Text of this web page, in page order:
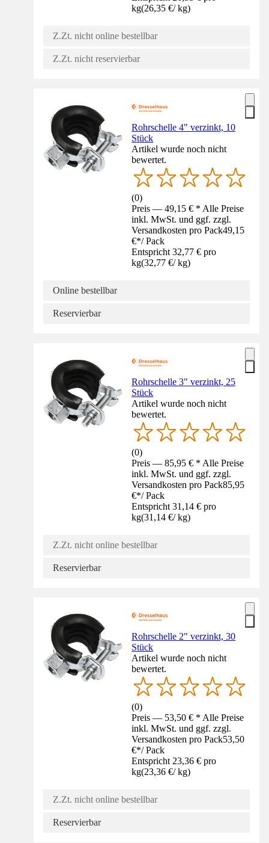
kg(26,35 €/ kg)
Z.Zt. nicht online bestellbar
Z.Zt. nicht reservierbar
Rohrschelle 4" verzinkt, 10
Stück
Artikel wurde noch nicht
bewertet.
(0)
Preis — 49,15 € * Alle Preise
inkl. MwSt. und ggf. zzgl.
Versandkosten pro Pack49,15
€*/ Pack
Entspricht 32,77 € pro
kg(32,77 €/ kg)
Online bestellbar
Reservierbar
Rohrschelle 3" verzinkt, 25
Stück
Artikel wurde noch nicht
bewertet.
(0)
Preis — 85,95 € * Alle Preise
inkl. MwSt. und ggf. zzgl.
Versandkosten pro Pack85,95
€*/ Pack
Entspricht 31,14 € pro
kg(31,14 €/ kg)
Z.Zt. nicht online bestellbar
Reservierbar
Rohrschelle 2" verzinkt, 30
Stück
Artikel wurde noch nicht
bewertet.
(0)
Preis — 53,50 € * Alle Preise
inkl. MwSt. und ggf. zzgl.
Versandkosten pro Pack53,50
€*/ Pack
Entspricht 23,36 € pro
kg(23,36 €/ kg)
Z.Zt. nicht online bestellbar
Reservierbar